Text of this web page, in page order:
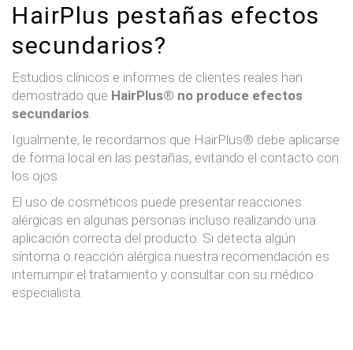
HairPlus pestañas efectos
secundarios?
Estudios clínicos e informes de clientes reales han
demostrado que HairPlus® no produce efectos
secundarios
Igualmente, le recordamos que HairPlus® debe aplicarse
de forma local en las pestañas, evitando el contacto con
los ojos.
El uso de cosméticos puede presentar reacciones
alérgicas en algunas personas incluso realizando una
aplicación correcta del producto. Si detecta algún
síntoma o reacción alérgica nuestra recomendación es
interrumpir el tratamiento y consultar con su médico
especialista.